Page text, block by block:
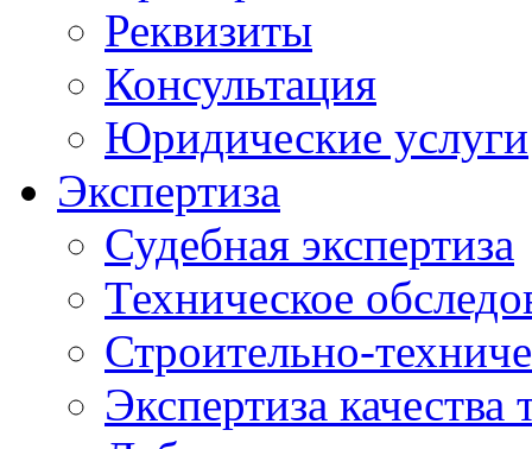
Реквизиты
Консультация
Юридические услуги
Экспертиза
Судебная экспертиза
Техническое
Строительно-
Экспертиза качества